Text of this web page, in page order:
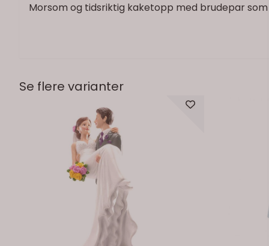
Morsom og tidsriktig kaketopp med brudepar som
Se flere varianter